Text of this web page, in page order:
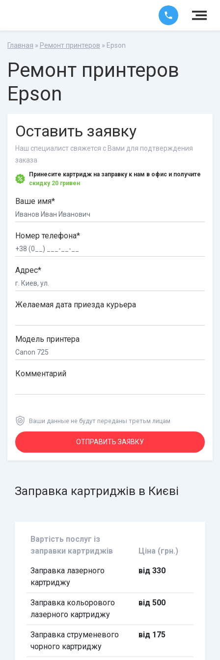
Главная » Ремонт принтеров » Epson
Ремонт принтеров
Epson
Оставить заявку
Принесите картридж на заправку к нам в офис и получите
скидку 20 гривен
Наш специалист свяжется с Вами для подтверждения
заказа
Ваше имя*
Номер телефона*
Адрес*
Желаемая дата приезда курьера
Модель принтера
Комментарий
Ваши данные не будут переданы третьм лицам
Заправка картриджів в Києві
Вартість послуг із
заправки картриджів
Ціна (грн.)
Заправка лазерного
картриджу
від 330
Заправка кольорового
лазерного картриджу
від 500
Заправка струменевого
чорного картриджу
від 175